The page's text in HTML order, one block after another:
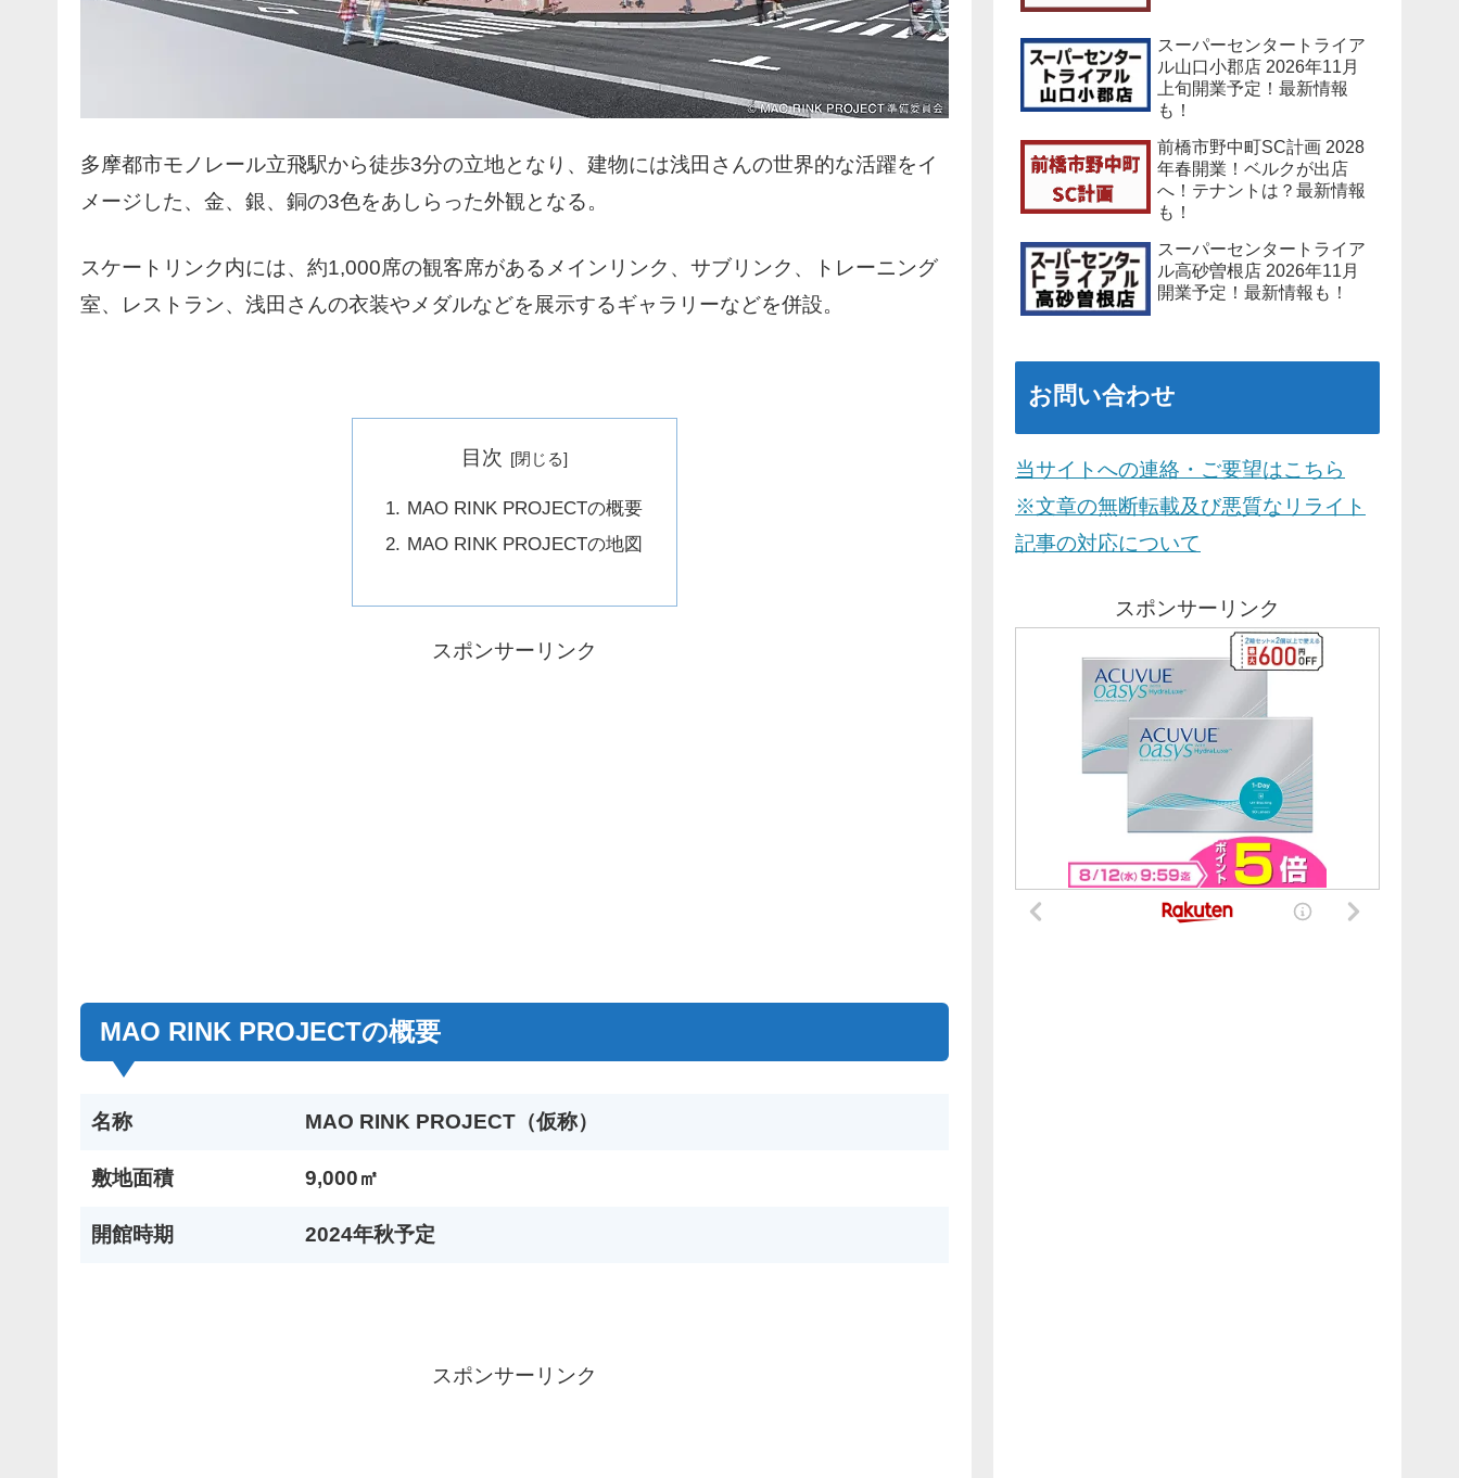
多摩都市モノレール立飛駅から徒歩3分の立地となり、建物には浅田さんの世界的な活躍をイ
メージした、金、銀、銅の3色をあしらった外観となる。
スケートリンク内には、約1,000席の観客席があるメインリンク、サブリンク、トレーニング
室、レストラン、浅田さんの衣装やメダルなどを展示するギャラリーなどを併設。
目次
MAO RINK PROJECTの概要
MAO RINK PROJECTの地図
スポンサーリンク
MAO RINK PROJECTの概要
名称 MAO RINK PROJECT（仮称）
敷地面積 9,000㎡
開館時期 2024年秋予定
スポンサーリンク
スーパーセンタートライア
ル山口小郡店 2026年11月
上旬開業予定！最新情報
も！
前橋市野中町SC計画 2028
年春開業！ベルクが出店
へ！テナントは？最新情報
も！
スーパーセンタートライア
ル高砂曽根店 2026年11月
開業予定！最新情報も！
お問い合わせ
当サイトへの連絡・ご要望はこちら
※文章の無断転載及び悪質なリライト
記事の対応について
スポンサーリンク